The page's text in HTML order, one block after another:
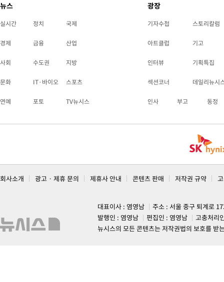
뉴스
실시간 정치 국제
경제 금융 산업
사회 수도권 지방
문화 IT·바이오 스포츠
연예 포토 TV뉴시스
광장
기자수첩 스토리칼럼
아트클럽 기고
인터뷰 기획특집
섹션코너 데일리뉴시
인사 부고 동정
회사소개 광고 · 제휴 문의 제휴사 안내 콘텐츠 판매 저작권 규약
대표이사 : 염영남
주소 : 서울 중구 퇴계로
발행인 : 염영남
편집인 : 염영남
고충처리
뉴시스의 모든 콘텐츠는 저작권법의 보호를